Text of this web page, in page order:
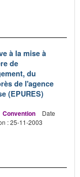
à la mise à
de
du
de l'agence
(EPURES)
Convention
Date
: 25-11-2003